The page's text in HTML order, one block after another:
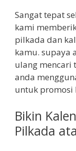
Sangat tepat
kami
pilkada dan
kamu. supaya
ulang mencari
anda
untuk promosi
Bikin
Pilkada